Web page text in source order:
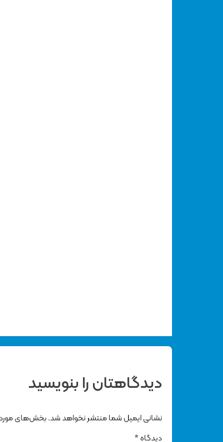
دیدگاهتان را بنویسید
نشانی ایمیل شما منتشر نخواهد شد.بخش‌های
دیدگاه*